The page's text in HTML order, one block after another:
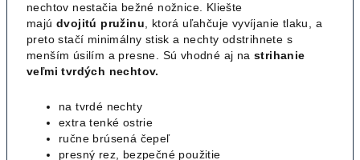
nechtov nestačia bežné nožnice. Kliešte
majú dvojitú pružinu , ktorá uľahčuje vyvíjanie tlaku, a
preto stačí minimálny stisk a nechty odstrihnete s
menším úsilím a presne. Sú vhodné aj na strihanie
veľmi tvrdých nechtov.
na tvrdé nechty
extra tenké ostrie
ručne brúsená čepeľ
presný rez, bezpečné použitie